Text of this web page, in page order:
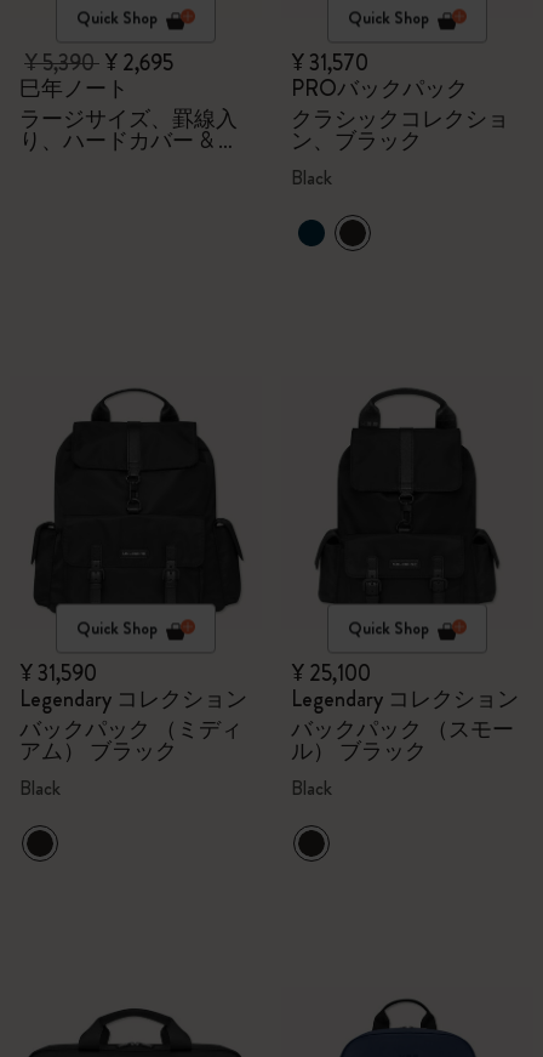
Quick Shop
¥ 5,390¥ 2,695
巳年ノート
ラージサイズ、罫線入
り、ハードカバー & ギ
フトボックス - Flowers
Quick Shop
¥ 31,570
PROバックパック
クラシックコレクショ
ン、ブラック
Black
Quick Shop
¥ 31,590
Legendary コレクション
バックパック （ミディ
アム） ブラック
Black
Quick Shop
¥ 25,100
Legendary コレクション
バックパック （スモー
ル） ブラック
Black